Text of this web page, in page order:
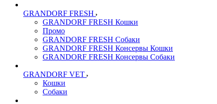
GRANDORF FRESH
GRANDORF FRESH Кошки
Промо
GRANDORF FRESH Собаки
GRANDORF FRESH Консервы Кошки
GRANDORF FRESH Консервы Собаки
GRANDORF VET
Кошки
Собаки